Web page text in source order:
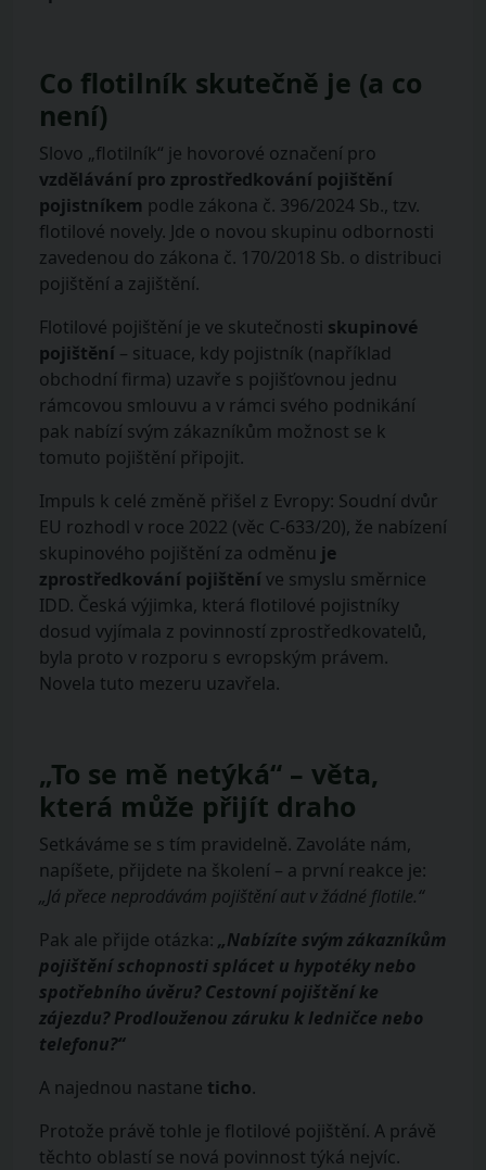
Co flotilník skutečně je (a co
není)
Slovo „flotilník“ je hovorové označení pro
vzdělávání pro zprostředkování pojištění
pojistníkem podle zákona č. 396/2024 Sb., tzv.
flotilové novely. Jde o novou skupinu odbornosti
zavedenou do zákona č. 170/2018 Sb. o distribuci
pojištění a zajištění.
Flotilové pojištění je ve skutečnosti skupinové
pojištění – situace, kdy pojistník (například
obchodní firma) uzavře s pojišťovnou jednu
rámcovou smlouvu a v rámci svého podnikání
pak nabízí svým zákazníkům možnost se k
tomuto pojištění připojit.
Impuls k celé změně přišel z Evropy: Soudní dvůr
EU rozhodl v roce 2022 (věc C-633/20), že nabízení
skupinového pojištění za odměnu je
zprostředkování pojištění ve smyslu směrnice
IDD. Česká výjimka, která flotilové pojistníky
dosud vyjímala z povinností zprostředkovatelů,
byla proto v rozporu s evropským právem.
Novela tuto mezeru uzavřela.
„To se mě netýká“ – věta,
která může přijít draho
Setkáváme se s tím pravidelně. Zavoláte nám,
napíšete, přijdete na školení – a první reakce je:
„Já přece neprodávám pojištění aut v žádné flotile.“
Pak ale přijde otázka: „Nabízíte svým zákazníkům
pojištění schopnosti splácet u hypotéky nebo
spotřebního úvěru? Cestovní pojištění ke
zájezdu? Prodlouženou záruku k ledničce nebo
telefonu?“
A najednou nastane ticho.
Protože právě tohle je flotilové pojištění. A právě
těchto oblastí se nová povinnost týká nejvíc.